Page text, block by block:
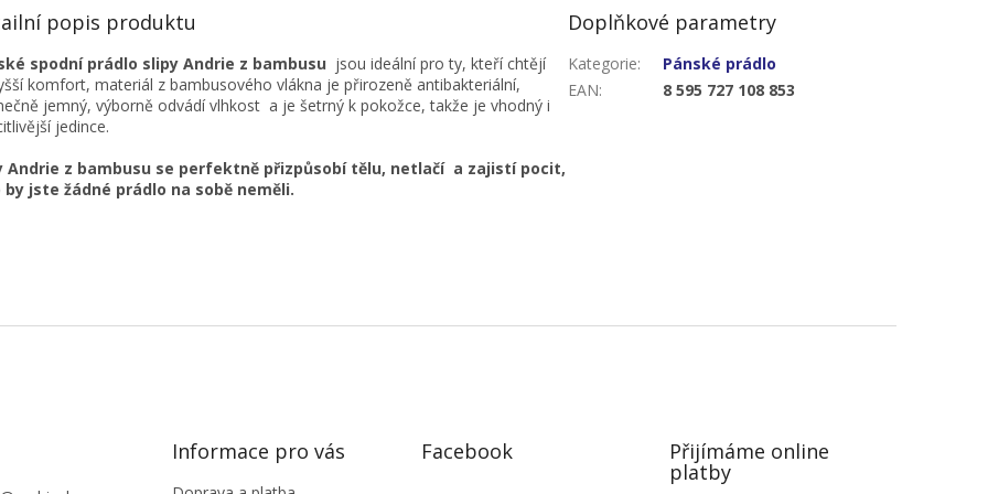
popis produktu
spodní prádlo slipy Andrie z bambusu jsou ideální pro ty, kteří chtějí
komfort, materiál z bambusového vlákna je přirozeně antibakteriální,
jemný, výborně odvádí vlhkost a je šetrný k pokožce, takže je vhodný i
jedince.
Andrie z bambusu se perfektně přizpůsobí tělu, netlačí a zajistí pocit,
by jste žádné prádlo na sobě neměli.
Doplňkové parametry
Kategorie:
Pánské prádlo
EAN: 8 595 727 108 853
Informace pro vás Facebook Přijímáme online
platby